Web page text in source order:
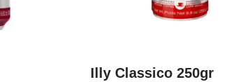
Illy Classico 250gr